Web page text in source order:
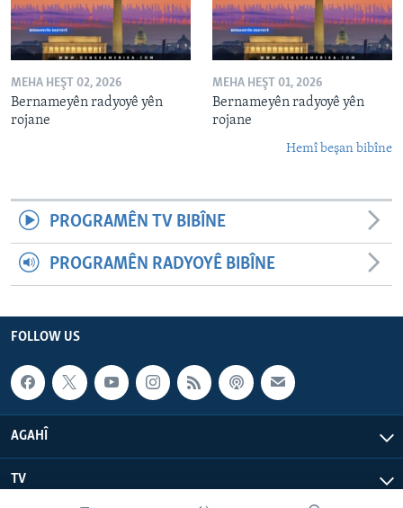
MEHA HEŞT 02, 2026
Bernameyên radyoyê yên
rojane
MEHA HEŞT 01, 2026
Bernameyên radyoyê yên
rojane
Hemî beşan bibîne
PROGRAMÊN TV BIBÎNE
PROGRAMÊN RADYOYÊ BIBÎNE
FOLLOW US
AGAHÎ
TV